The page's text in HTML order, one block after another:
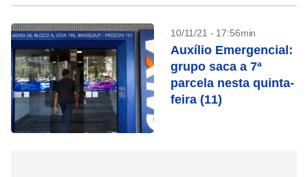
10/11/21 - 17:56min
Auxílio Emergencial:
grupo saca a 7ª
parcela nesta quinta-
feira (11)